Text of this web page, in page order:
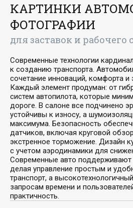
КАРТИНКИ
ФОТОГРАФИИ
для заставок и рабочего
Современные технологии
к созданию транспорта.
сочетание инноваций, комфорта и
Каждый элемент продуман: от
систем автопилота, которые
дороге. В салоне все подчинено
устойчивы к износу, а
максимума. Безопасность
датчиков, включая круговой
экстренное торможение. Дизайн
с учетом аэродинамики для
Современные авто
делая управление простым и
транспорт, а
запросам времени и
практичность.